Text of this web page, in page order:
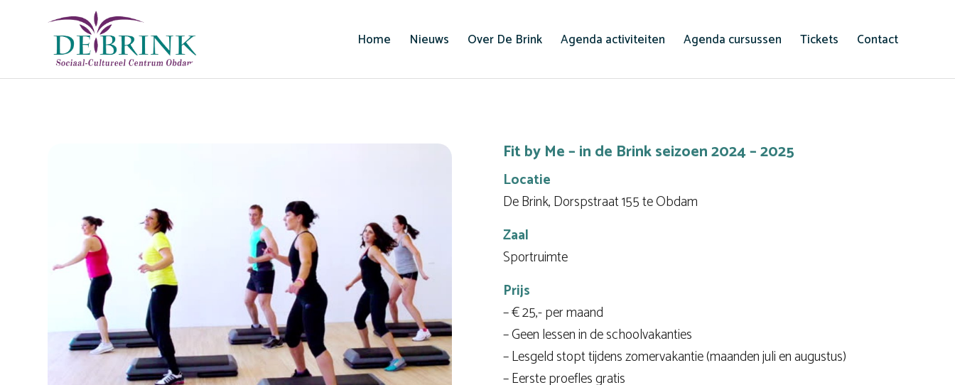
Home Nieuws Over De Brink Agenda activiteiten Agenda cursussen Tickets Contact
Fit by Me – in de Brink seizoen 2024 – 2025
Locatie
De Brink, Dorspstraat 155 te Obdam
Zaal
Sportruimte
Prijs
– € 25,- per maand
– Geen lessen in de schoolvakanties
– Lesgeld stopt tijdens zomervakantie (maanden juli en augustus)
– Eerste proefles gratis